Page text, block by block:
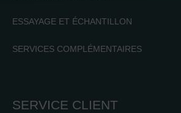
ESSAYAGE ET ÉCHANTILLON
SERVICES COMPLÉMENTAIRES
SERVICE CLIENT